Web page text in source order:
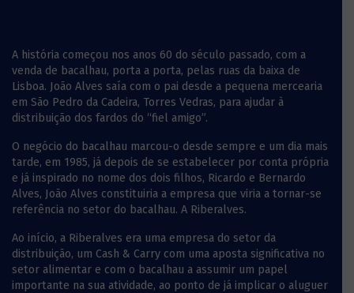
A história começou nos anos 60 do século passado, com a
venda de bacalhau, porta a porta, pelas ruas da baixa de
Lisboa. João Alves saía com o pai desde a pequena mercearia
em São Pedro da Cadeira, Torres Vedras, para ajudar à
distribuição dos fardos do “fiel amigo”.
O negócio do bacalhau marcou-o desde sempre e um dia mais
tarde, em 1985, já depois de se estabelecer por conta própria
e já inspirado no nome dos dois filhos, Ricardo e Bernardo
Alves, João Alves constituiria a empresa que viria a tornar-se
referência no setor do bacalhau. A Riberalves.
Ao início, a Riberalves era uma empresa do setor da
distribuição, um Cash & Carry com uma aposta significativa no
setor alimentar e com o bacalhau a assumir um papel
importante na sua atividade, ao ponto de já implicar o aluguer